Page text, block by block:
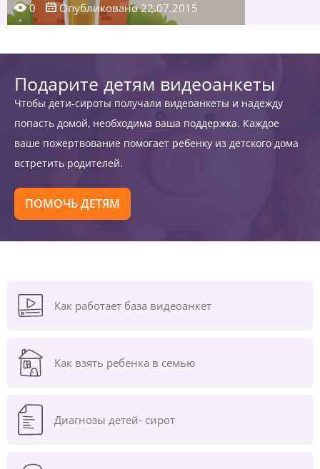
0
Опубликовано 22.07.2015
Подарите детям видеоанкеты
Чтобы дети-сироты получали видеоанкеты и надежду
попасть домой, необходима ваша поддержка. Каждое
ваше пожертвование помогает ребенку из детского дома
встретить родителей.
ПОМОЧЬ ДЕТЯМ
Как работает база видеоанкет
Как взять ребенка в семью
Диагнозы детей- сирот